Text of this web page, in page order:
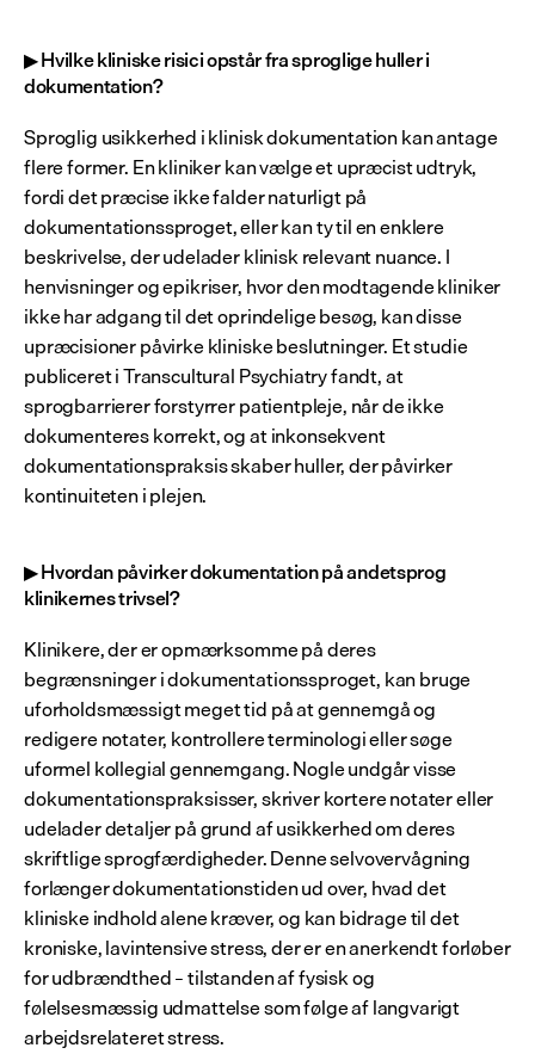
▶ Hvilke kliniske risici opstår fra sproglige huller i
dokumentation?
Sproglig usikkerhed i klinisk dokumentation kan antage
flere former. En kliniker kan vælge et upræcist udtryk,
fordi det præcise ikke falder naturligt på
dokumentationssproget, eller kan ty til en enklere
beskrivelse, der udelader klinisk relevant nuance. I
henvisninger og epikriser, hvor den modtagende kliniker
ikke har adgang til det oprindelige besøg, kan disse
upræcisioner påvirke kliniske beslutninger. Et studie
publiceret i Transcultural Psychiatry fandt, at
sprogbarrierer forstyrrer patientpleje, når de ikke
dokumenteres korrekt, og at inkonsekvent
dokumentationspraksis skaber huller, der påvirker
kontinuiteten i plejen.
▶ Hvordan påvirker dokumentation på andetsprog
klinikernes trivsel?
Klinikere, der er opmærksomme på deres
begrænsninger i dokumentationssproget, kan bruge
uforholdsmæssigt meget tid på at gennemgå og
redigere notater, kontrollere terminologi eller søge
uformel kollegial gennemgang. Nogle undgår visse
dokumentationspraksisser, skriver kortere notater eller
udelader detaljer på grund af usikkerhed om deres
skriftlige sprogfærdigheder. Denne selvovervågning
forlænger dokumentationstiden ud over, hvad det
kliniske indhold alene kræver, og kan bidrage til det
kroniske, lavintensive stress, der er en anerkendt forløber
for udbrændthed – tilstanden af fysisk og
følelsesmæssig udmattelse som følge af langvarigt
arbejdsrelateret stress.